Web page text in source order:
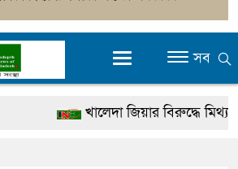
সব
খালেদা জিয়ার বিরুদ্ধে মিথ্যা